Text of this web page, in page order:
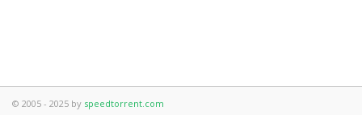
© 2005 - 2025 by speedtorrent.com